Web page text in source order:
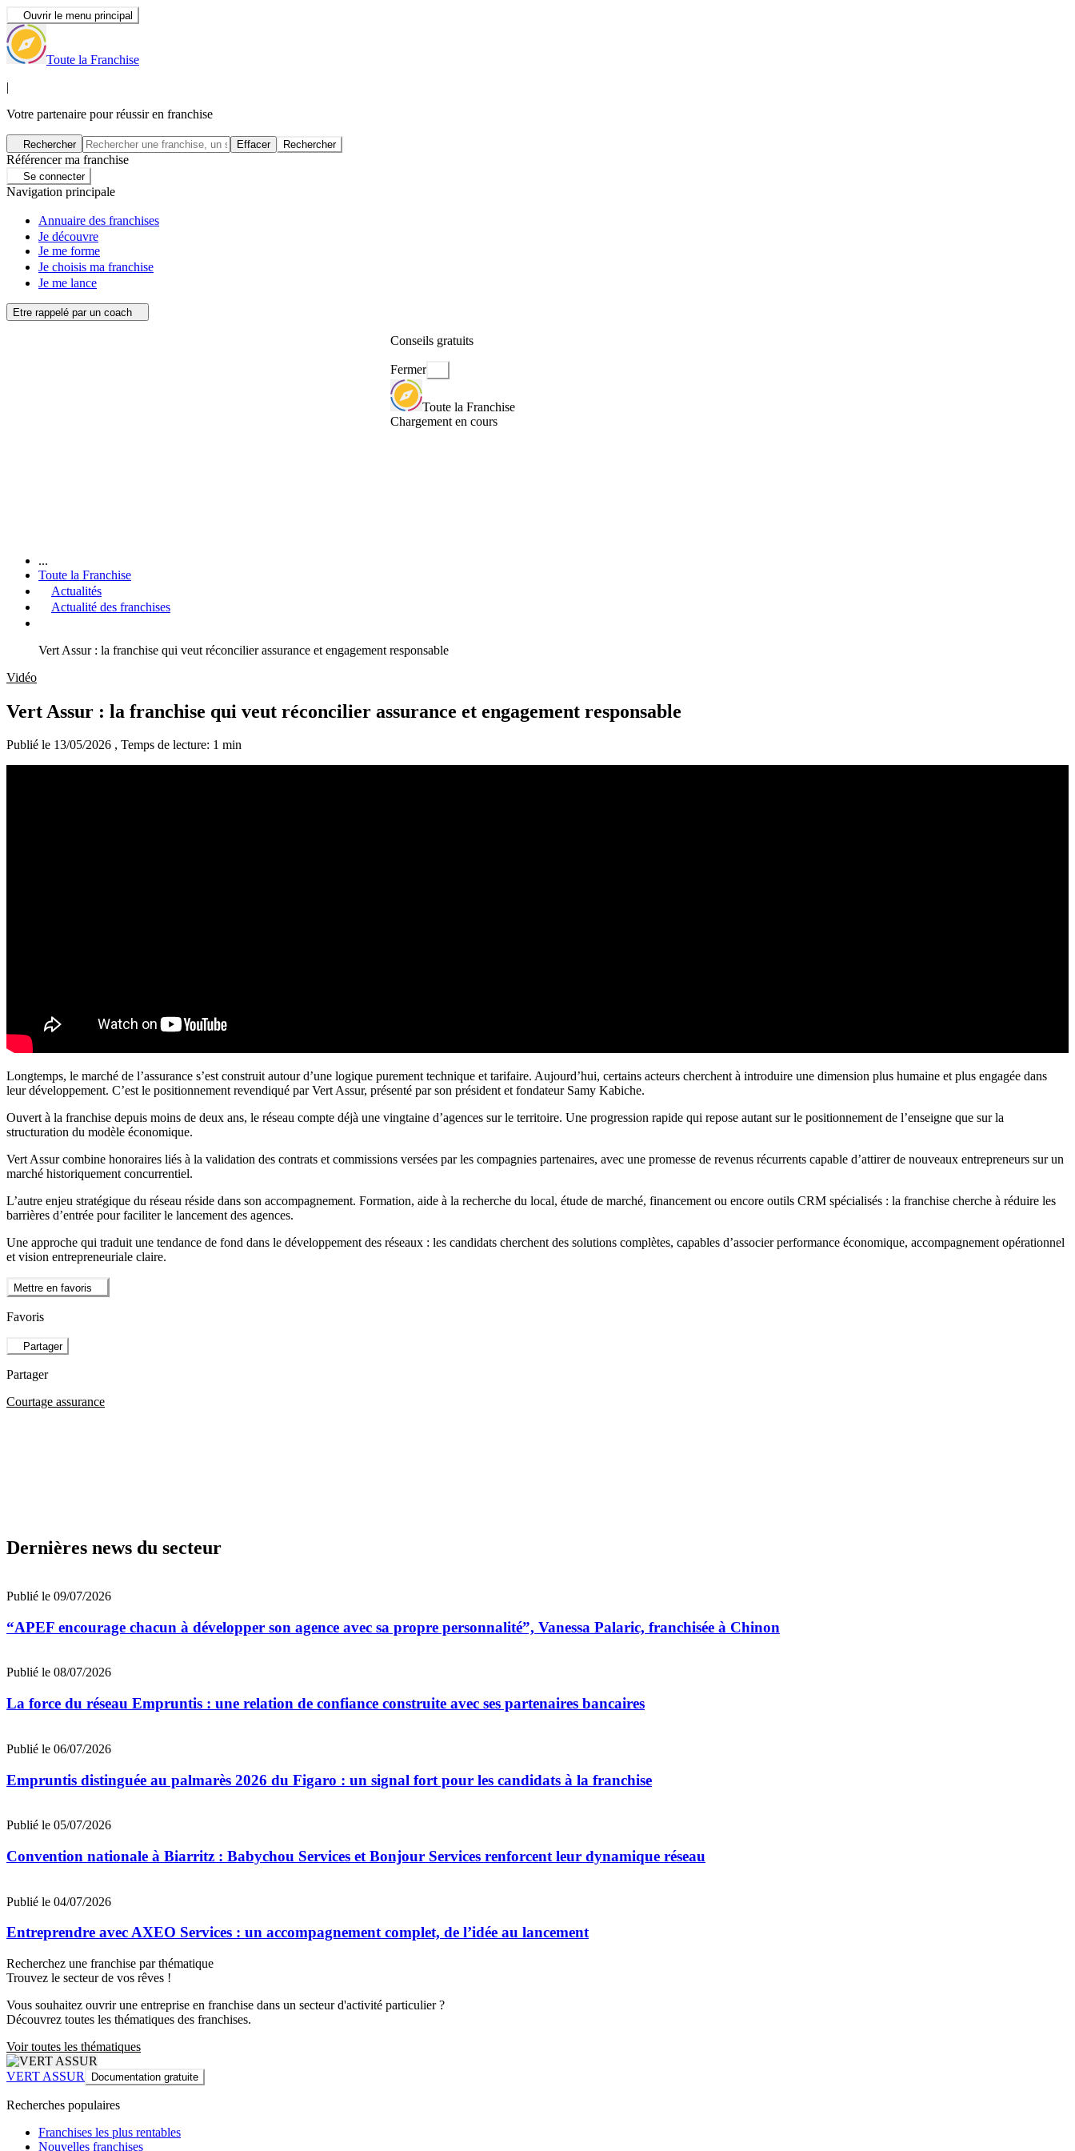
Ouvrir le menu principal
Toute la Franchise
|
Votre partenaire pour réussir en franchise
Rechercher Effacer Rechercher
Référencer ma franchise
Se connecter
Navigation principale
Annuaire des franchises
Je découvre
Je me forme
Je choisis ma franchise
Je me lance
Etre rappelé par un coach
Conseils gratuits
Fermer
Toute la Franchise
Chargement en cours
...
Toute la Franchise
Actualités
Actualité des franchises
Vert Assur : la franchise qui veut réconcilier assurance et engagement responsable
Vidéo
Vert Assur : la franchise qui veut réconcilier assurance et engagement responsable
Publié le 13/05/2026 , Temps de lecture: 1 min
Longtemps, le marché de l’assurance s’est construit autour d’une logique purement technique et tarifaire. Aujourd’hui, certains acteurs cherchent à introduire une dimension plus humaine et plus engagée dans
leur développement. C’est le positionnement revendiqué par Vert Assur, présenté par son président et fondateur Samy Kabiche.
Ouvert à la franchise depuis moins de deux ans, le réseau compte déjà une vingtaine d’agences sur le territoire. Une progression rapide qui repose autant sur le positionnement de l’enseigne que sur la
structuration du modèle économique.
Vert Assur combine honoraires liés à la validation des contrats et commissions versées par les compagnies partenaires, avec une promesse de revenus récurrents capable d’attirer de nouveaux entrepreneurs sur un
marché historiquement concurrentiel.
L’autre enjeu stratégique du réseau réside dans son accompagnement. Formation, aide à la recherche du local, étude de marché, financement ou encore outils CRM spécialisés : la franchise cherche à réduire les
barrières d’entrée pour faciliter le lancement des agences.
Une approche qui traduit une tendance de fond dans le développement des réseaux : les candidats cherchent des solutions complètes, capables d’associer performance économique, accompagnement opérationnel
et vision entrepreneuriale claire.
Mettre en favoris
Favoris
Partager
Partager
Courtage assurance
Dernières news du secteur
Publié le 09/07/2026
“APEF encourage chacun à développer son agence avec sa propre personnalité”, Vanessa Palaric, franchisée à Chinon
Publié le 08/07/2026
La force du réseau Empruntis : une relation de confiance construite avec ses partenaires bancaires
Publié le 06/07/2026
Empruntis distinguée au palmarès 2026 du Figaro : un signal fort pour les candidats à la franchise
Publié le 05/07/2026
Convention nationale à Biarritz : Babychou Services et Bonjour Services renforcent leur dynamique réseau
Publié le 04/07/2026
Entreprendre avec AXEO Services : un accompagnement complet, de l’idée au lancement
Recherchez une franchise par thématique
Trouvez le secteur de vos rêves !
Vous souhaitez ouvrir une entreprise en franchise dans un secteur d'activité particulier ?
Découvrez toutes les thématiques des franchises.
Voir toutes les thématiques
VERT ASSUR Documentation gratuite
Recherches populaires
Franchises les plus rentables
Nouvelles franchises